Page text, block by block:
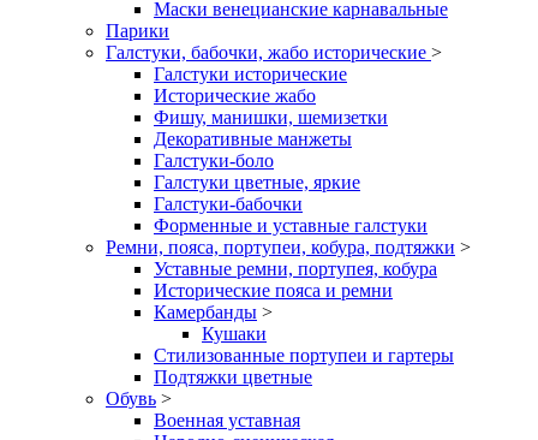
Маски венецианские карнавальные
Парики
Галстуки, бабочки, жабо исторические >
Галстуки исторические
Исторические жабо
Фишу, манишки, шемизетки
Декоративные манжеты
Галстуки-боло
Галстуки цветные, яркие
Галстуки-бабочки
Форменные и уставные галстуки
Ремни, пояса, портупеи, кобура, подтяжки >
Уставные ремни, портупея, кобура
Исторические пояса и ремни
Камербанды >
Кушаки
Стилизованные портупеи и гартеры
Подтяжки цветные
Обувь >
Военная уставная